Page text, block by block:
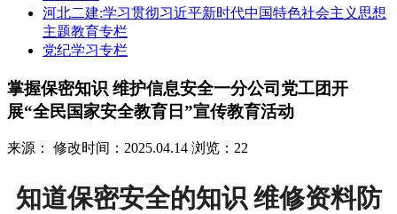
河北二建:学习贯彻习近平新时代中国特色社会主义思想
主题教育专栏
党纪学习专栏
掌握保密知识 维护信息安全一分公司党工团开
展“全民国家安全教育日”宣传教育活动
来源： 修改时间：2025.04.14 浏览：22
知道保密安全的知识 维修资料防